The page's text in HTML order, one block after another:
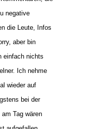
negative
die Leute, Infos
aber bin
einfach nichts
Ich nehme
wieder auf
bei der
Tag wären